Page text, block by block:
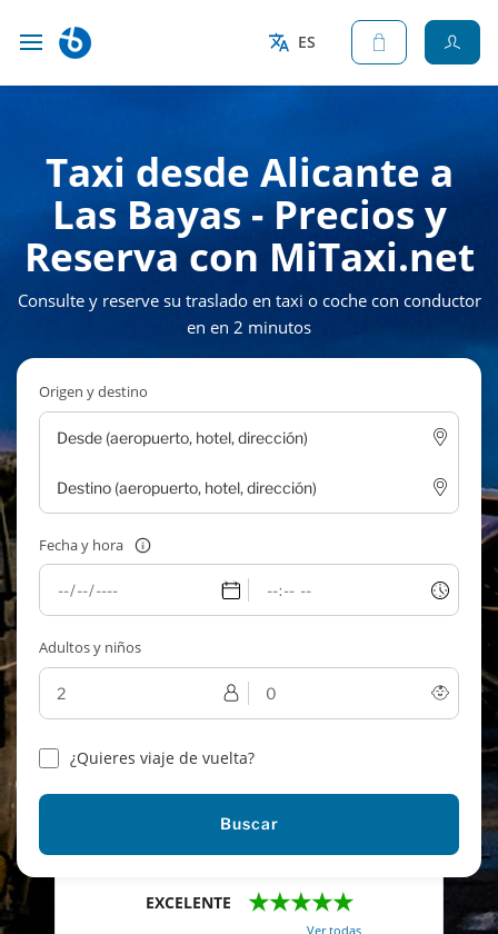
ES
Taxi desde Alicante a
Las Bayas - Precios y
Reserva con MiTaxi.net
Consulte y reserve su traslado en taxi o coche con conductor
en en 2 minutos
Origen y destino
Fecha y hora
Adultos y niños
¿Quieres viaje de vuelta?
Buscar
EXCELENTE ★★★★★
Ver todas